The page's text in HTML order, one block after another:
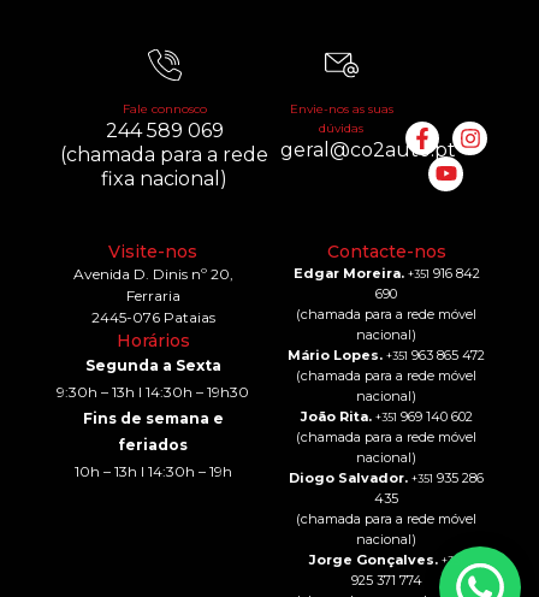
Visite-nos
Avenida D. Dinis nº 20,
Ferraria
2445-076 Pataias
Horários
Segunda a Sexta
9:30h – 13h I 14:30h – 19h30
Fins de semana e
feriados
10h – 13h I 14:30h – 19h
Contacte-nos
Edgar Moreira. +351 916 842
690
(chamada para a rede móvel
nacional)
Mário Lopes. +351 963 865 472
(chamada para a rede móvel
nacional)
João Rita. +351 969 140 602
(chamada para a rede móvel
nacional)
Diogo Salvador. +351 935 286
435
(chamada para a rede móvel
nacional)
Jorge Gonçalves. +351
925 371 774
Fale connosco
244 589 069
(chamada para a rede
fixa nacional)
Envie-nos as suas
dúvidas
geral@co2auto.pt